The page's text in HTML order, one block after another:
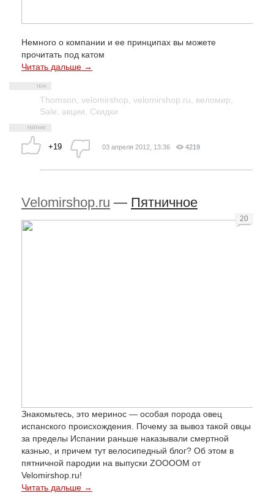
Немного о компании и ее принципах вы можете
прочитать под катом
Читать дальше →
Thomson velomirshop velomirshop.ru веломир
Sale
акции Скидки
+19 03 апреля 2012, 13:36 4219
Velomirshop.ru — Пятничное
Знакомьтесь, это меринос — особая порода овец
испанского происхождения. Почему за вывоз такой овцы
за пределы Испании раньше наказывали смертной
казнью, и причем тут велосипедный блог? Об этом в
пятничной пародии на выпуски ZOOOOM от
Velomirshop.ru!
Читать дальше →
20